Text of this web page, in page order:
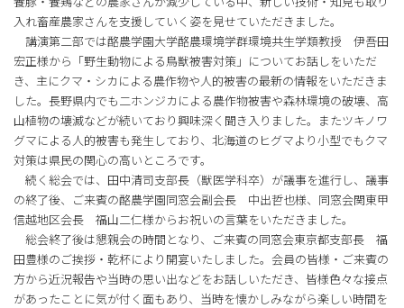
入れ畜産農家さんを支援していく姿を見せていただきました。
講演第二部では酪農学園大学酪農環境学群環境共生学類教授 伊吾田
宏正様から「野生動物による鳥獣被害対策」についてお話しをいただ
き、主にクマ・シカによる農作物や人的被害の最新の情報をいただきま
した。長野県内でも二ホンジカによる農作物被害や森林環境の破壊、高
山植物の壊滅などが続いており興味深く聞き入りました。またツキノワ
グマによる人的被害も発生しており、北海道のヒグマより小型でもクマ
対策は県民の関心の高いところです。
続く総会では、田中清司支部長（獣医学科卒）が議事を進行し、議事
の終了後、ご来賓の酪農学園同窓会副会長 中出哲也様、同窓会関東甲
信越地区会長 福山二仁様からお祝いの言葉をいただきました。
総会終了後は懇親会の時間となり、ご来賓の同窓会東京都支部長 福
田豊様のご挨拶・乾杯により開宴いたしました。会員の皆様・ご来賓の
方から近況報告や当時の思い出などをお話しいただき、皆様色々な接点
があったことに気が付く面もあり、当時を懐かしみながら楽しい時間を